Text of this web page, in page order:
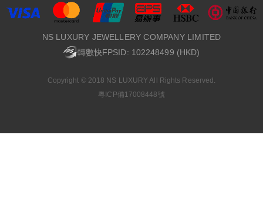
NS LUXURY JEWELLERY COMPANY LIMITED
轉數快FPSID: 102248499 (HKD)
Copyright © 2018 NS LUXURY All Rights Reserved.
粵ICP備17008448號